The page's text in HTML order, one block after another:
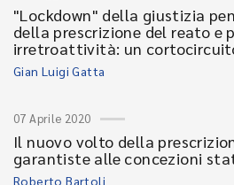
"Lockdown" della giustizia
della prescrizione del reato e
irretroattività: un
Gian Luigi Gatta
07 Aprile 2020
Il nuovo volto della
garantiste alle concezioni
Roberto Bartoli